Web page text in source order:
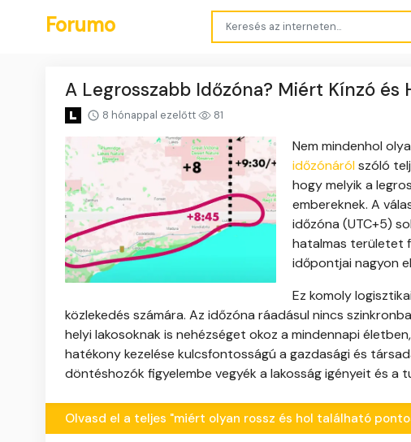
Forumo
A Legrosszabb Időzóna? Miért Kínzó és
8 hónappal ezelőtt 81
Nem mindenhol
időzónárólszóló
hogy melyik a
embereknek. A
időzóna (UTC+5)
hatalmas területet
időpontjai nagyon
Ez komoly
közlekedés számára. Az időzóna ráadásul nincs
helyi lakosoknak is nehézséget okoz a mindennapi
hatékony kezelése kulcsfontosságú a gazdasági és
döntéshozók figyelembe vegyék a lakosság igényeit és a
Olvasd el a teljes "miért olyan rossz és hol található